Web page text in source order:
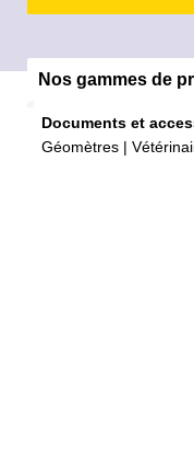
Nos gammes de
Documents et
Géomètres